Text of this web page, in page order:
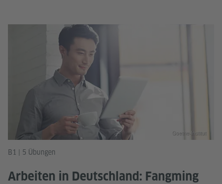
B1 | 5 Übungen
Arbeiten in Deutschland: Fangming
Goethe-Institut